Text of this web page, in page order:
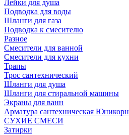
Лейки для душа
Подводка для воды
Шланги для газа
Подводка к смесителю
Разное
Смесители для ванной
Смесители для кухни
Трапы
Трос сантехнический
Шланги для душа
Шланги для стиральной машины
Экраны для ванн
Арматура сантехническая Юникорн
СУХИЕ СМЕСИ
Затирки